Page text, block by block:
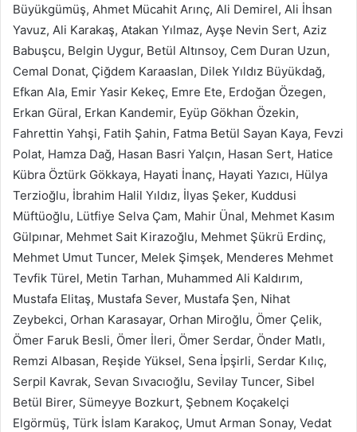
Büyükgümüş, Ahmet Mücahit Arınç, Ali Demirel, Ali İhsan
Yavuz, Ali Karakaş, Atakan Yılmaz, Ayşe Nevin Sert, Aziz
Babuşcu, Belgin Uygur, Betül Altınsoy, Cem Duran Uzun,
Cemal Donat, Çiğdem Karaaslan, Dilek Yıldız Büyükdağ,
Efkan Ala, Emir Yasir Kekeç, Emre Ete, Erdoğan Özegen,
Erkan Güral, Erkan Kandemir, Eyüp Gökhan Özekin,
Fahrettin Yahşi, Fatih Şahin, Fatma Betül Sayan Kaya, Fevzi
Polat, Hamza Dağ, Hasan Basri Yalçın, Hasan Sert, Hatice
Kübra Öztürk Gökkaya, Hayati İnanç, Hayati Yazıcı, Hülya
Terzioğlu, İbrahim Halil Yıldız, İlyas Şeker, Kuddusi
Müftüoğlu, Lütfiye Selva Çam, Mahir Ünal, Mehmet Kasım
Gülpınar, Mehmet Sait Kirazoğlu, Mehmet Şükrü Erdinç,
Mehmet Umut Tuncer, Melek Şimşek, Menderes Mehmet
Tevfik Türel, Metin Tarhan, Muhammed Ali Kaldırım,
Mustafa Elitaş, Mustafa Sever, Mustafa Şen, Nihat
Zeybekci, Orhan Karasayar, Orhan Miroğlu, Ömer Çelik,
Ömer Faruk Besli, Ömer İleri, Ömer Serdar, Önder Matlı,
Remzi Albasan, Reşide Yüksel, Sena İpşirli, Serdar Kılıç,
Serpil Kavrak, Sevan Sıvacıoğlu, Sevilay Tuncer, Sibel
Betül Birer, Sümeyye Bozkurt, Şebnem Koçakelçi
Elgörmüş, Türk İslam Karakoç, Umut Arman Sonay, Vedat